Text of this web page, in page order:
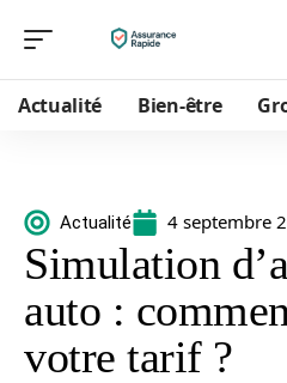
Actualité Bien-être
Actualité 4 septembre
Simulation
auto :
votre tarif ?